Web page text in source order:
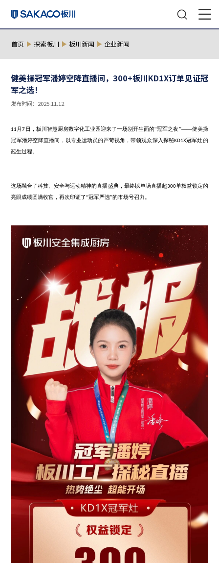
首页 探索板川 板川新闻 企业新闻
健美操冠军潘婷空降直播间，300+板川KD1X
军之选！
发布时间：2025.11.12
诞生过程。
这场融合了科技、安全与运动精神的直播盛典，最终以单场直播超
亮眼成绩圆满收官，再次印证了“冠军严选”的市场号召力。